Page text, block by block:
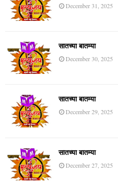
December 31, 2025
सातच्या बातम्या
December 30, 2025
सातच्या बातम्या
December 29, 2025
सातच्या बातम्या
December 27, 2025